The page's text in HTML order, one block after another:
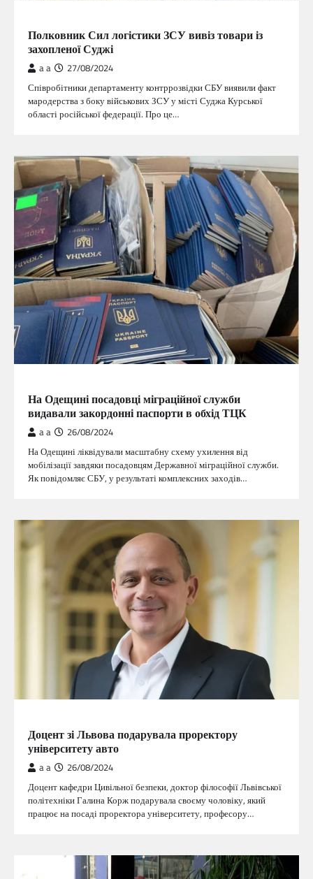
Полковник Сил логістики ЗСУ вивіз товари із
захопленої Суджі
a a 27/08/2024
Співробітники департаменту контррозвідки СБУ виявили факт
мародерства з боку військових ЗСУ у місті Суджа Курської
області російської федерації. Про це…
На Одещині посадовці міграційної служби
видавали закордонні паспорти в обхід ТЦК
a a 26/08/2024
На Одещині ліквідували масштабну схему ухилення від
мобілізації завдяки посадовцям Державної міграційної служби.
Як повідомляє СБУ, у результаті комплексних заходів…
Доцент зі Львова подарувала проректору
університету авто
a a 26/08/2024
Доцент кафедри Цивільної безпеки, доктор філософії Львівської
політехніки Галина Корж подарувала своєму чоловіку, який
працює на посаді проректора університету, професору…